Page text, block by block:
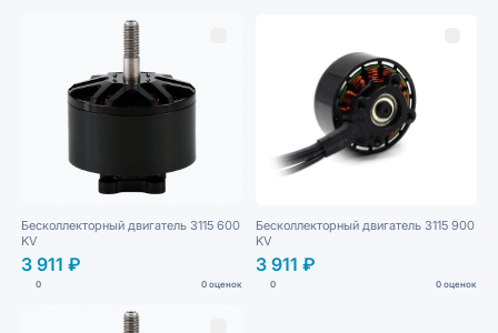
Бесколлекторный двигатель 3115 600
KV
3 911 ₽
0 0 оценок
Бесколлекторный двигатель 3115 900
KV
3 911 ₽
0 0 оценок